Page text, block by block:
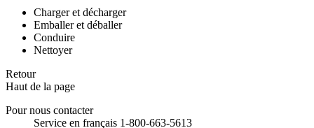
Charger et décharger
Emballer et déballer
Conduire
Nettoyer
Retour
Haut de la page
Pour nous contacter
Service en français 1-800-663-5613